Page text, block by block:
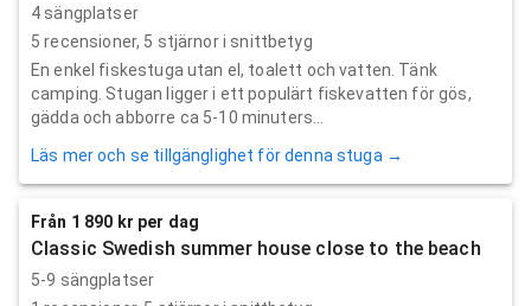
4 sängplatser
5 recensioner, 5 stjärnor i snittbetyg
En enkel fiskestuga utan el, toalett och vatten. Tänk
camping. Stugan ligger i ett populärt fiskevatten för gös,
gädda och abborre ca 5-10 minuters...
Läs mer och se tillgänglighet för denna stuga →
Från 1 890 kr per dag
Classic Swedish summer house close to the beach
5-9 sängplatser